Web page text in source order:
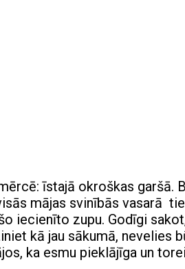
īstajā okroškas
mājas svinībās vasarā
iecienīto zupu. Godīgi
kā jau sākumā, nevelies
ka esmu pieklājīga un